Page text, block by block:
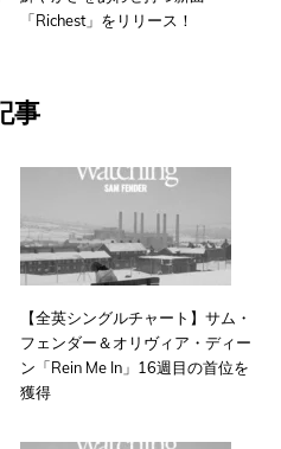
「Richest」をリリース！
事
【全英シングルチャート】サム・
フェンダー＆オリヴィア・ディー
ン「Rein Me In」16週目の首位を
獲得